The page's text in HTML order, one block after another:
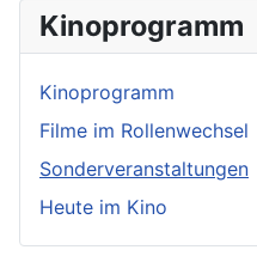
Kinoprogramm
Kinoprogramm
Filme im Rollenwechsel
Sonderveranstaltungen
Heute im Kino